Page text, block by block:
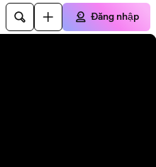
Đăng nhập